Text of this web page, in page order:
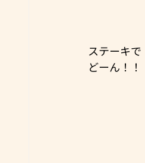
ステーキで
どーん！！